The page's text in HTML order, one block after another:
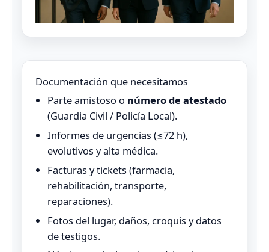
Documentación que necesitamos
Parte amistoso o número de atestado
(Guardia Civil / Policía Local).
Informes de urgencias (≤72 h),
evolutivos y alta médica.
Facturas y tickets (farmacia,
rehabilitación, transporte,
reparaciones).
Fotos del lugar, daños, croquis y datos
de testigos.